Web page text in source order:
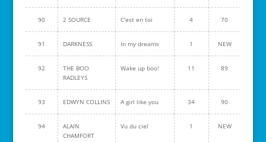
90 2 SOURCE C'est en toi 4 70
91 DARKNESS In my dreams 1 NEW
92
THE BOO
RADLEYS
Wake up boo! 11 89
93 EDWYN COLLINS A girl like you 34 90
94
ALAIN
CHAMFORT
Vu du ciel 1 NEW